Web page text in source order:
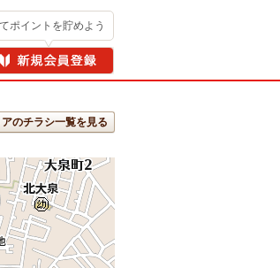
ポイントを貯めよう
のチラシ一覧を見る